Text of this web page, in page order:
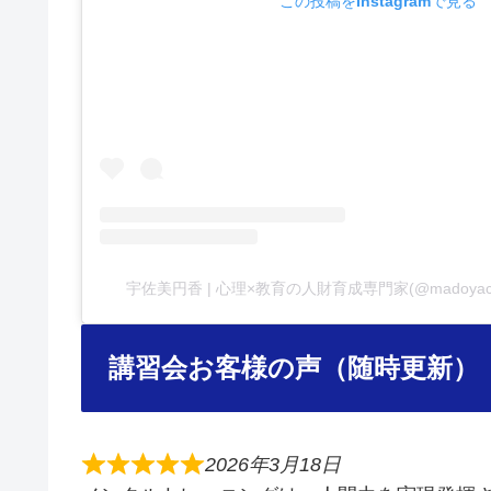
宇佐美円香 | 心理×教育の人財育成専門家
講習会お客様の声（随時更新）
2026年3月18日